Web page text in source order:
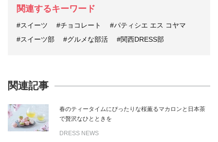
関連するキーワード
#スイーツ #チョコレート
#パティシエ エス コヤマ
#スイーツ部
#グルメな部活 #関西DRESS部
関連記事
春のティータイムにぴったりな桜薫るマカロンと日本茶
で贅沢なひとときを
DRESS NEWS